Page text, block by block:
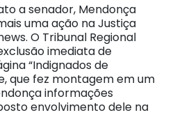
a senador, Mendonça
uma ação na Justiça
O Tribunal Regional
imediata de
“Indignados de
que fez montagem em um
informações
envolvimento dele na